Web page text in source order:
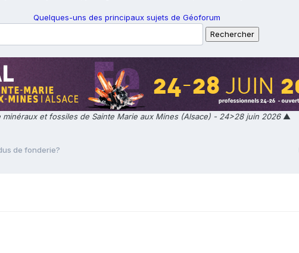
Quelques-uns des principaux sujets de Géoforum
minéraux et fossiles de Sainte Marie aux Mines (Alsace) - 24>28 juin 2026▲
de fonderie?